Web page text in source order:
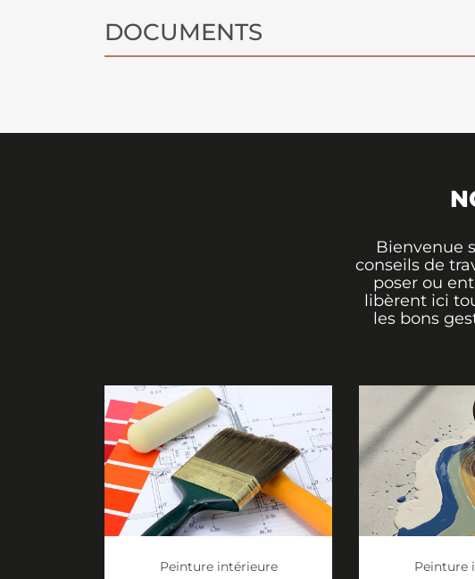
DOCUMENTS
Bienvenue
conseils de
poser ou
libèrent ici
les bons
Peinture intérieure Peinture